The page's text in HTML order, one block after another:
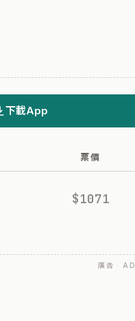
下載App
票價
$1071
廣告 · AD